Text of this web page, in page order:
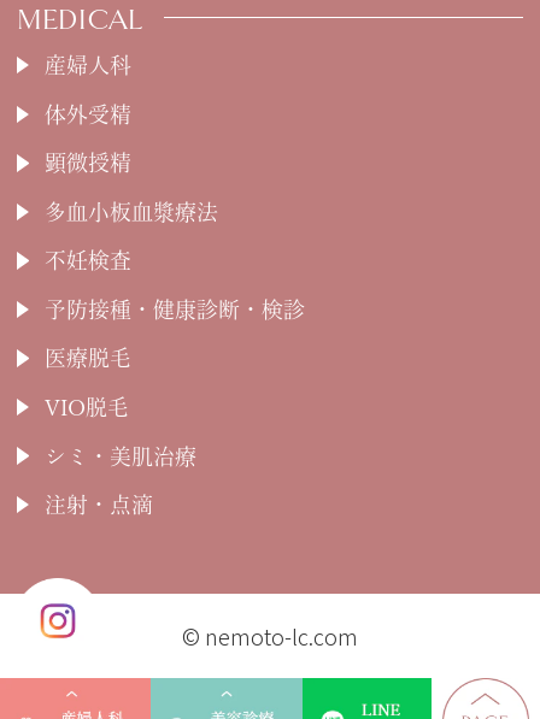
MEDICAL
産婦人科
体外受精
顕微授精
多血小板血漿療法
不妊検査
予防接種・健康診断・検診
医療脱毛
VIO脱毛
シミ・美肌治療
注射・点滴
© nemoto-lc.com